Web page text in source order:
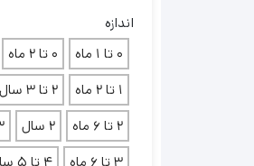
طرف دیگه، شلوار خیلی گشاد هم ممکنه
رفتن زمین بخوره. ❤️ پس موقع خرید، حتما
مدل شلوار نوزادی: سادگی قشنگ‌تره!
شلوار نوزادی باید طراحی ساده و راحتی
اندازه
0 تا 1 ماه
0 تا 2 ماه
1 تا 2 ماه
2 تا 3 سال
2 تا 6 ماه
2 سال
3
3 تا 6 ماه
4 تا 5 سال